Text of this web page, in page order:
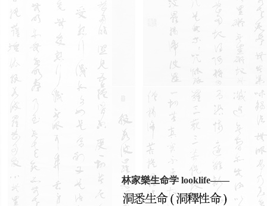
林家樂生命学 looklife——